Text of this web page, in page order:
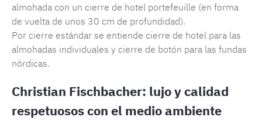
almohada con un cierre de hotel portefeuille (en forma
de vuelta de unos 30 cm de profundidad).
Por cierre estándar se entiende cierre de hotel para las
almohadas individuales y cierre de botón para las fundas
nórdicas.
Christian Fischbacher: lujo y calidad
respetuosos con el medio ambiente